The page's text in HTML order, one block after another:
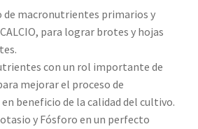
de macronutrientes primarios y
para lograr brotes y hojas
con un rol importante de
mejorar el proceso de
beneficio de la calidad del cultivo.
y Fósforo en un perfecto